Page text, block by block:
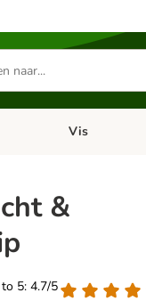
ApotheekOpen categorie
Vis
&
5: 4.7/5